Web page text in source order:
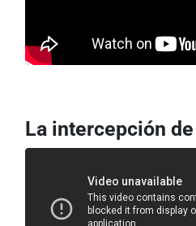
La intercepción